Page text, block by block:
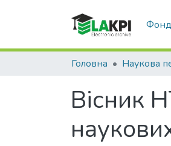
Головна Наукова
Вісник